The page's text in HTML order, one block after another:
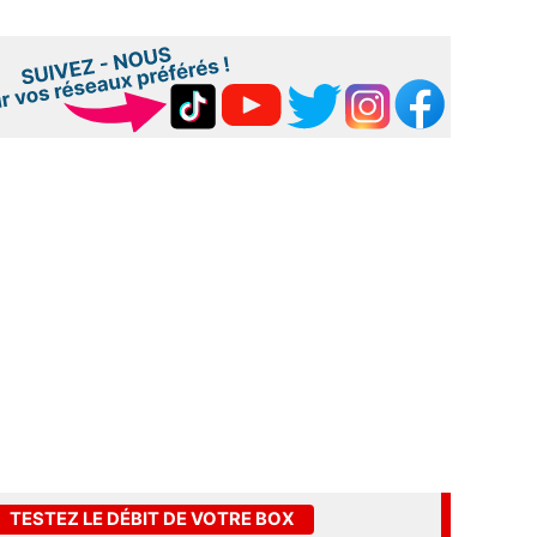
TESTEZ LE DÉBIT DE VOTRE BOX